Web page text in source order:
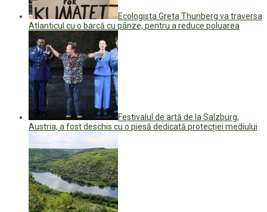
Ecologista Greta Thunberg va traversa
Atlanticul cu o barcă cu pânze, pentru a reduce poluarea
Festivalul de artă de la Salzburg,
Austria, a fost deschis cu o piesă dedicată protecției mediului